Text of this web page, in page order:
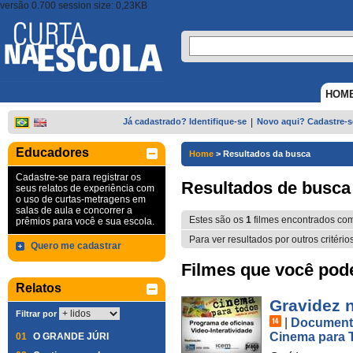
versão 0.700 session size: 0,23KB
Já cadastrado? Identifique-se Novo aqui? Cadastre-
Educadores
Cadastre-se para registrar os
seus relatos de experiência com
o uso de curtas-metragens em
salas de aula e concorrer a
prêmios para você e sua escola.
Quero me cadastrar
Relatos
Filtrar por
01 O GRANDE JÚRI
Home > Resultados da busca
Resultados de busca
Estes são os 1 filmes encontrados
Para ver resultados por outros
Filmes que você
Gravidez
Cinema para